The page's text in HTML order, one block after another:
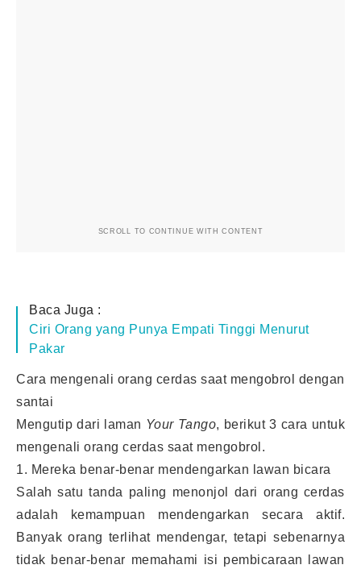
SCROLL TO CONTINUE WITH CONTENT
Baca Juga :
Ciri Orang yang Punya Empati Tinggi Menurut
Pakar
Cara mengenali orang cerdas saat mengobrol dengan
santai
Mengutip dari laman Your Tango, berikut 3 cara untuk
mengenali orang cerdas saat mengobrol.
1. Mereka benar-benar mendengarkan lawan bicara
Salah satu tanda paling menonjol dari orang cerdas
adalah kemampuan mendengarkan secara aktif.
Banyak orang terlihat mendengar, tetapi sebenarnya
tidak benar-benar memahami isi pembicaraan lawan